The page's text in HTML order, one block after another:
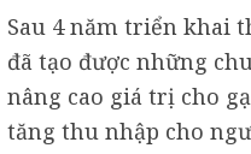
Sau 4 năm triển khai
đã tạo được những
nâng cao giá trị cho
tăng thu nhập cho